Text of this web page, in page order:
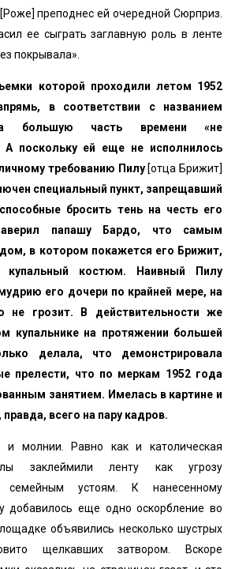
преподнес ей очередной Сюрприз.
ее сыграть заглавную роль в ленте
покрывала».
которой проходили летом 1952
в соответствии с названием
большую часть времени «не
А поскольку ей еще не исполнилось
требованию Пилу [отца Брижит]
специальный пункт, запрещавший
бросить тень на честь его
папашу Бардо, что самым
в котором покажется его Брижит,
купальный костюм. Наивный Пилу
его дочери по крайней мере, на
не грозит. В действительности же
купальнике на протяжении большей
делала, что демонстрировала
прелести, что по меркам 1952 года
занятием. Имелась в картине и
всего на пару кадров.
и молнии. Равно как и католическая
заклеймили ленту как угрозу
устоям. К нанесенному
добавилось еще одно оскорбление во
объявились несколько шустрых
щелкавших затвором. Вскоре